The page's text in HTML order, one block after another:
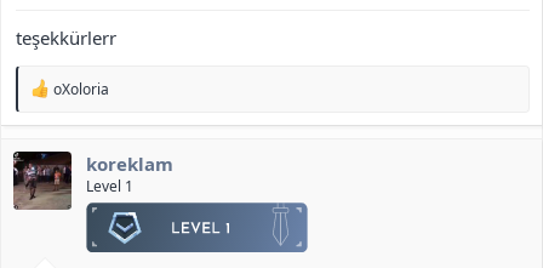
teşekkürlerr
T
p
i
l
oXoloria
koreklam
Level 1